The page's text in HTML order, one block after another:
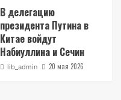
В делегацию
президента Путина в
Китае войдут
Набиуллина и Сечин
lib_admin 20 мая 2026